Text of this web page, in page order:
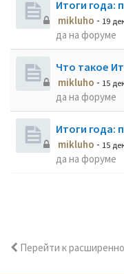
Итоги года:
mikluho - 19
да на форуме
Что такое
mikluho - 15
да на форуме
Итоги года:
mikluho - 15
да на форуме
Перейти к